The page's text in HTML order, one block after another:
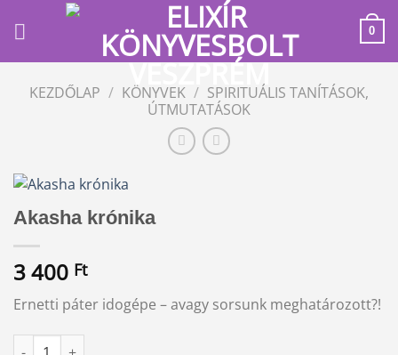
0
KEZDŐLAP / KÖNYVEK / SPIRITUÁLIS TANÍTÁSOK,
ÚTMUTATÁSOK
Akasha krónika
3 400 Ft
Ernetti páter idogépe – avagy sorsunk meghatározott?!
Akasha krónika mennyiség
Alternative: